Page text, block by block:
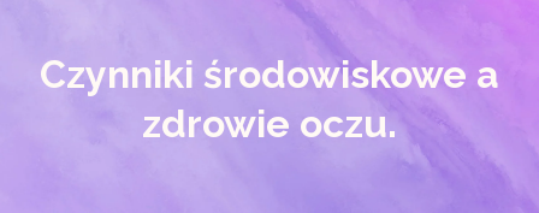
Czynniki środowiskowe a
zdrowie oczu.